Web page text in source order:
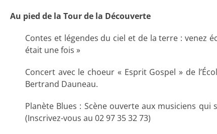
Au pied de la Tour de la Découverte
Contes et légendes du ciel et de la terre : venez
était une fois »
Concert avec le choeur « Esprit Gospel » de
Bertrand Dauneau.
Planète Blues : Scène ouverte aux musiciens
(Inscrivez-vous au 02 97 35 32 73)